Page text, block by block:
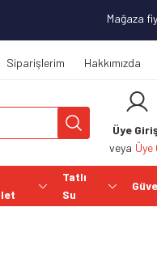
Mağaza
Siparişlerim Hakkımızda
Üye
veya Üye
Tatlı
Su